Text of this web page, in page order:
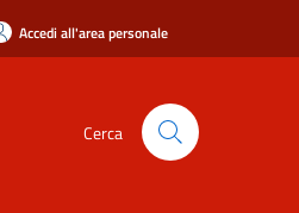
Accedi all'area personale
Cerca